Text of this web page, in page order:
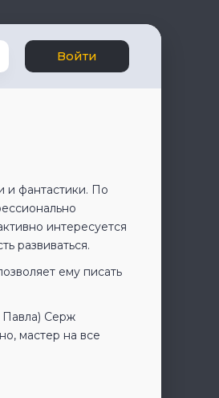
Войти
и фантастики. По
интересуется
развиваться.
ему писать
Павла) Серж
мастер на все